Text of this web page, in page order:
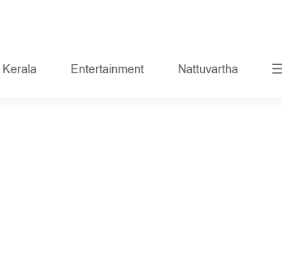
Kerala Entertainment Nattuvartha